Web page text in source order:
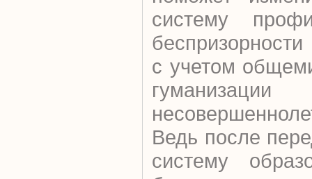
систему
с учетом
Ведь после
систему